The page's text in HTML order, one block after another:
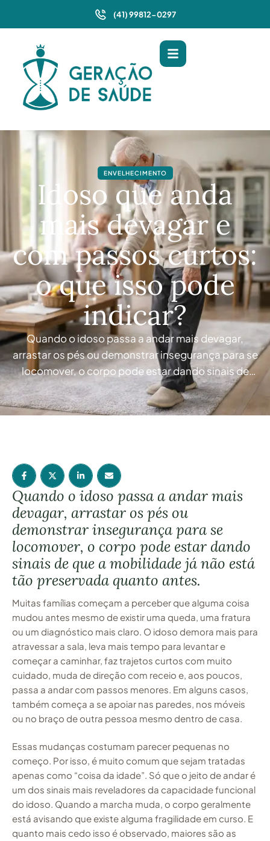
(41) 99812-0297
ENVELHECIMENTO
Idoso que anda
mais devagar e
com passos curtos:
o que isso pode
indicar?
Quando o idoso passa a andar mais devagar,
arrastar os pés ou demonstrar insegurança para se
locomover, o corpo pode estar dando sinais de
que a mobilidade já não está tão preservada
quanto antes. Muitas famílias começam a perceber
que alguma coisa mudou antes mesmo de existir
Quando o idoso passa a andar mais
devagar, arrastar os pés ou
demonstrar insegurança para se
locomover, o corpo pode estar dando
sinais de que a mobilidade já não está
tão preservada quanto antes.
Muitas famílias começam a perceber que alguma coisa
mudou antes mesmo de existir uma queda, uma fratura
ou um diagnóstico mais claro. O idoso demora mais para
atravessar a sala, leva mais tempo para levantar e
começar a caminhar, faz trajetos curtos com muito
cuidado, muda de direção com receio e, aos poucos,
passa a andar com passos menores. Em alguns casos,
também começa a se apoiar nas paredes, nos móveis
ou no braço de outra pessoa mesmo dentro de casa.
Essas mudanças costumam parecer pequenas no
começo. Por isso, é muito comum que sejam tratadas
apenas como “coisa da idade”. Só que o jeito de andar é
um dos sinais mais reveladores da capacidade funcional
do idoso. Quando a marcha muda, o corpo geralmente
está avisando que existe alguma fragilidade em curso. E
quanto mais cedo isso é observado, maiores são as